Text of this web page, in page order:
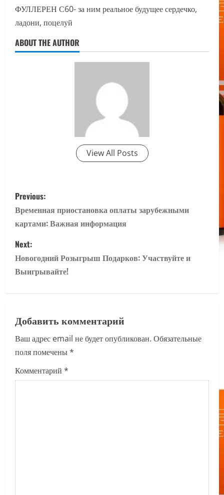
ФУЛЛЕРЕН С60- за ним реальное будущее сердечко,
ладони, поцелуй
ABOUT THE AUTHOR
View All Posts
P
o
s
t
n
v
i
g
a
Previous:
Временная приостановка оплаты зарубежными
картами: Важная информация
Next:
Новогодний Розыгрыш Подарков: Участвуйте и
Выигрывайте!
Добавить комментарий
Ваш адрес email не будет опубликован. Обязательные
поля помечены*
Комментарий *